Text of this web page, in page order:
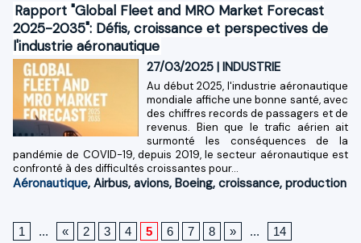
Rapport "Global Fleet and MRO Market Forecast
2025-2035": Défis, croissance et perspectives de
l'industrie aéronautique
27/03/2025 |INDUSTRIE
Au début 2025, l'industrie aéronautique
mondiale affiche une bonne santé, avec
des chiffres records de passagers et de
revenus. Bien que le trafic aérien ait
surmonté les conséquences de la
pandémie de COVID-19, depuis 2019, le secteur aéronautique est
confronté à des difficultés croissantes pour...
Aéronautique, Airbus, avions, Boeing, croissance, production
1 ... « 2 3 4 5 6 7 8 » ... 14